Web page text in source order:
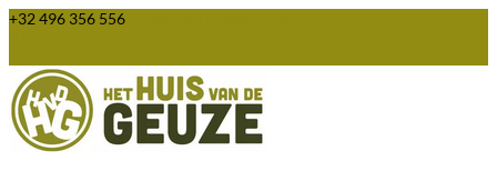
+32 496 356 556